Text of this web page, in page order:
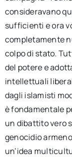
consideravano
sufficienti e ora
completamente
colpo di stato.
del potere e
intellettuali
dagli islamisti
è fondamentale
un dibattito vero
genocidio
un’idea